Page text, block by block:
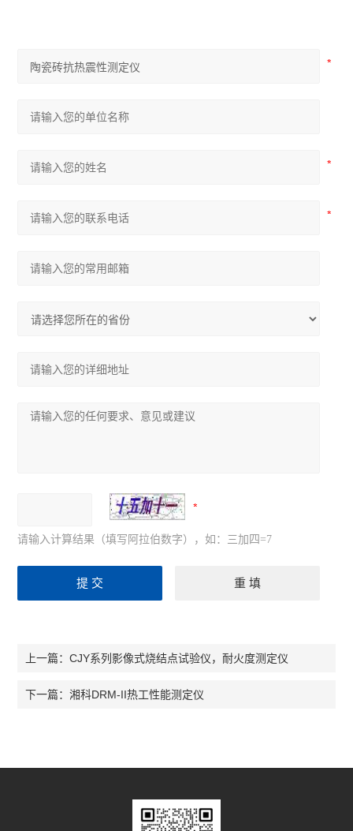
请输入计算结果（填写阿拉伯数字），如：三加四=7
上一篇：CJY系列影像式烧结点试验仪，耐火度测定仪
下一篇：湘科DRM-II热工性能测定仪